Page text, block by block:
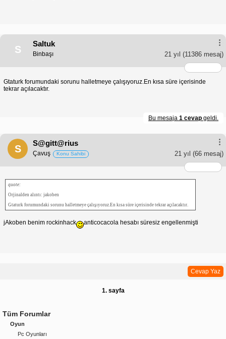
S
Saltuk
21 yıl (11386 mesaj)
Binbaşı
Gtaturk forumundaki sorunu halletmeye çalışıyoruz.En kısa süre içerisinde
tekrar açılacaktır.
Bu mesaja 1 cevap geldi.
S
S@gitt@rius
21 yıl (66 mesaj)
Çavuş Konu Sahibi
quote:
Orjinalden alıntı: jakoben
Gtaturk forumundaki sorunu halletmeye çalışıyoruz.En kısa süre içerisinde tekrar açılacaktır.
jAkoben benim rockinhack anticocacola hesabı süresiz engellenmişti
Cevap Yaz
1. sayfa
Tüm Forumlar
Oyun
Pc Oyunları